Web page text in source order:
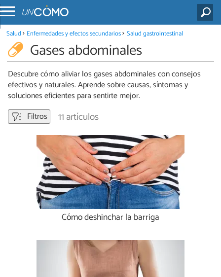
Salud Enfermedades y efectos secundarios Salud gastrointestinal
Gases abdominales
Descubre cómo aliviar los gases abdominales con consejos
efectivos y naturales. Aprende sobre causas, síntomas y
soluciones eficientes para sentirte mejor.
Filtros
11 artículos
Cómo deshinchar la barriga